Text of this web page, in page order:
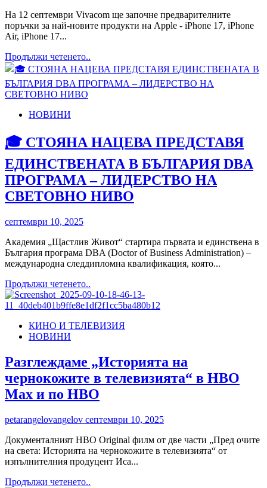
На 12 септември Vivacom ще започне предварителните
поръчки за най-новите продукти на Apple - iPhone 17, iPhone
Air, iPhone 17...
Продължи четенето..
more
about
От
приема
предварителни
поръчки
за
новата
iPhone
17
НОВИНИ
🎓 СТОЯНА НАЦЕВА ПРЕДСТАВЯ
ЕДИНСТВЕНАТА В БЪЛГАРИЯ DBA
ПРОГРАМА – ЛИДЕРСТВО НА
СВЕТОВНО НИВО
септември 10, 2025
Академия „Щастлив Живот“ стартира първата и единствена в
България програма DBA (Doctor of Business Administration) –
международна следдипломна квалификация, която...
Продължи четенето..
more
about
СТОЯНА
ЕДИНСТВЕНАТА
В
БЪЛГАРИЯ
DBA
–
НА
СВЕТОВНО
НИВО
КИНО И ТЕЛЕВИЗИЯ
НОВИНИ
Разглеждаме „Историята на
чернокожите в телевизията“ в HBO
Max и по HBO
petarangelovangelov септември 10, 2025
Документалният HBO Original филм от две части „Пред очите
на света: Историята на чернокожите в телевизията“ от
изпълнителния продуцент Иса...
Продължи четенето..